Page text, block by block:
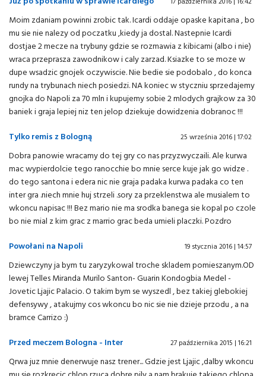
Moim zdaniam powinni zrobic tak. Icardi oddaje opaske kapitana , bo
mu sie nie nalezy od poczatku ,kiedy ja dostal. Nastepnie Icardi
dostjae 2 mecze na trybuny gdzie se rozmawia z kibicami (albo i nie)
wraca przeprasza zawodnikow i caly zarzad. Ksiazke to se moze w
dupe wsadzic gnojek oczywiscie. Nie bedie sie podobalo , do konca
rundy na trybunach niech posiedzi. NA koniec w styczniu sprzedajemy
gnojka do Napoli za 70 mln i kupujemy sobie 2 mlodych grajkow za 30
baniek i graja lepiej niz ten jelop dziekuje dowidzenia dobranoc !!!
Tylko remis z Bologną
25 września 2016 | 17:02
Dobra panowie wracamy do tej gry co nas przyzwyczaili. Ale kurwa
mac wypierdolcie tego ranocchie bo mnie serce kuje jak go widze .
do tego santona i edera nic nie graja padaka kurwa padaka co ten
inter gra .niech mnie huj strzeli .sory za przeklenstwa ale musialem to
wkoncu napisac !!! Bez mario nie ma srodka banega sie kopal po czole
bo nie mial z kim grac z marrio grac beda umieli placzki. Pozdro
Powołani na Napoli
19 stycznia 2016 | 14:57
Dziewczyny ja bym tu zaryzykowal troche skladem pomieszanym.OD
lewej Telles Miranda Murilo Santon- Guarin Kondogbia Medel -
Jovetic Ljajic Palacio. O takim bym se wyszedl , bez takiej glebokiej
defensywy , atakujmy cos wkoncu bo nic sie nie dzieje przodu , a na
bramce Carrizo :)
Przed meczem Bologna - Inter
27 października 2015 | 16:21
Qrwa juz mnie denerwuje nasz trener... Gdzie jest Ljajic ,dalby wkoncu